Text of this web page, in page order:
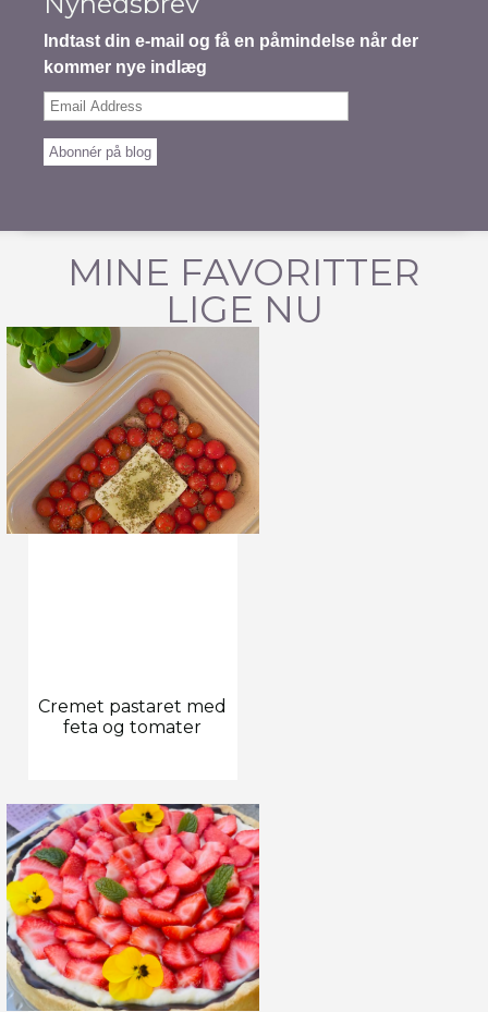
Indtast din e-mail og få en påmindelse når der
kommer nye indlæg
Email
Abonnér på blog
MINE FAVORITTER
LIGE NU
Cremet pastaret med
feta og tomater